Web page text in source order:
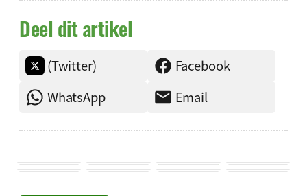
Deel dit artikel
(Twitter)
Facebook
WhatsApp
Email